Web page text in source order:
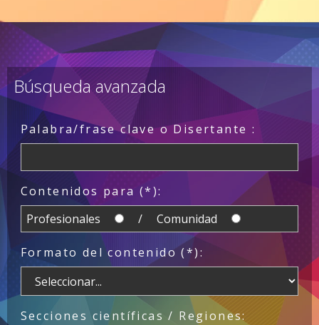
Búsqueda avanzada
Palabra/frase clave o Disertante :
Contenidos para (*):
Profesionales
/ Comunidad
Formato del contenido (*):
Secciones científicas / Regiones: